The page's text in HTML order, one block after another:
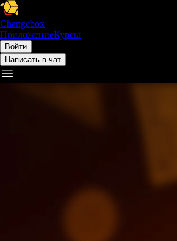
Changebox
ПриложениеКурсы
Войти
Написать в чат